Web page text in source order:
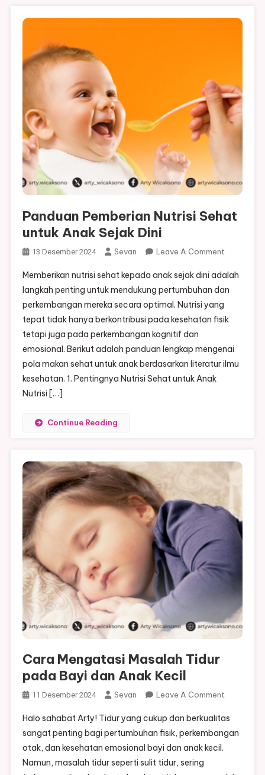
Panduan Pemberian Nutrisi Sehat
untuk Anak Sejak Dini
13 Desember 2024 Sevan Leave A CommentOn
Pemberian
Nutrisi
Untuk
Sejak
Dini
Memberikan nutrisi sehat kepada anak sejak dini adalah
langkah penting untuk mendukung pertumbuhan dan
perkembangan mereka secara optimal. Nutrisi yang
tepat tidak hanya berkontribusi pada kesehatan fisik
tetapi juga pada perkembangan kognitif dan
emosional. Berikut adalah panduan lengkap mengenai
pola makan sehat untuk anak berdasarkan literatur ilmu
kesehatan. 1. Pentingnya Nutrisi Sehat untuk Anak
Nutrisi […]
Continue Reading
Cara Mengatasi Masalah Tidur
pada Bayi dan Anak Kecil
11 Desember 2024 Sevan Leave A CommentOn
Mengatasi
Masalah
Halo sahabat Arty! Tidur yang cukup dan berkualitas
sangat penting bagi pertumbuhan fisik, perkembangan
otak, dan kesehatan emosional bayi dan anak kecil.
Namun, masalah tidur seperti sulit tidur, sering